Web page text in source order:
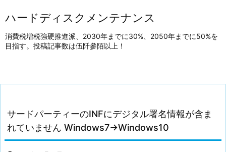
ハードディスクメンテナンス
消費税増税強硬推進派、2030年までに30%、2050年までに50%を
目指す。投稿記事数は伍阡參陌以上！
サードパーティーのINFにデジタル署名情報が含ま
れていません Windows7→Windows10